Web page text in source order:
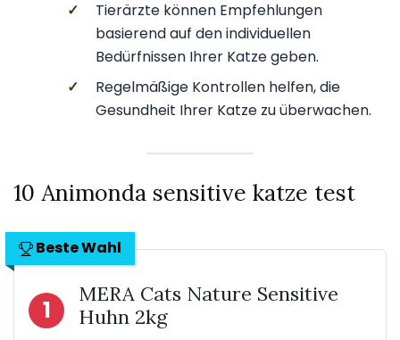
✓
Tierärzte können Empfehlungen
basierend auf den individuellen
Bedürfnissen Ihrer Katze geben.
✓
Regelmäßige Kontrollen helfen, die
Gesundheit Ihrer Katze zu überwachen.
10 Animonda sensitive katze test
Beste Wahl
1
MERA Cats Nature Sensitive
Huhn 2kg